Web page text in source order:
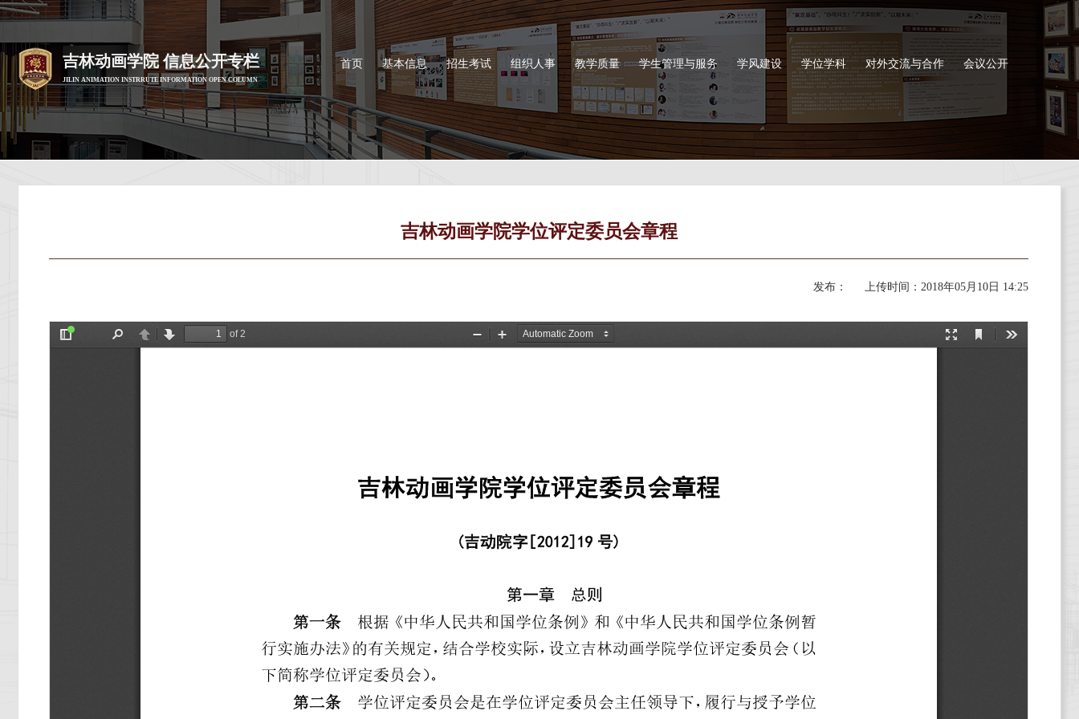
吉林动画学院 信息公开专栏
JILIN ANIMATION INSTRRUTE INFORMATION OPEN COLUMN
首页 基本信息 招生考试 组织人事 教学质量 学生管理与服务 学风建设 学位学科 对外交流与合作 会议公开
吉林动画学院学位评定委员会章程
上传时间： 2018年05月10日 14:25
发布：